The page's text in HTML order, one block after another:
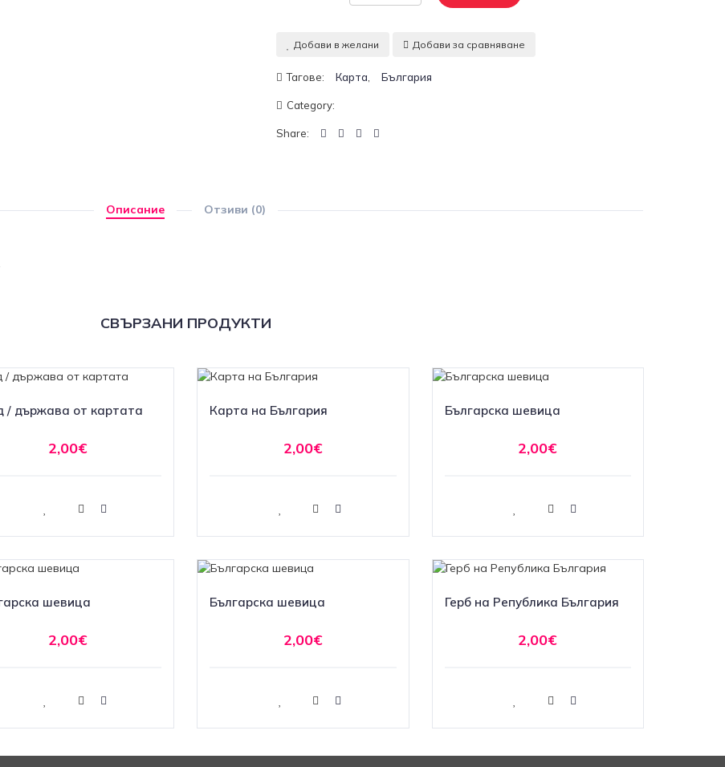
Добави в желани Добави за сравняване
Тагове: Карта, България
Category:
Share:
Описание Отзиви (0)
СВЪРЗАНИ ПРОДУКТИ
/ държава от картата
2,00€
Купи
Карта на България
2,00€
Купи
Българска шевица
2,00€
Купи
шевица
2,00€
Купи
Българска шевица
2,00€
Купи
Герб на Република България
2,00€
Купи